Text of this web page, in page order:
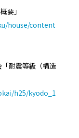
要」
house/content
耐震等級（構造
h25/kyodo_1